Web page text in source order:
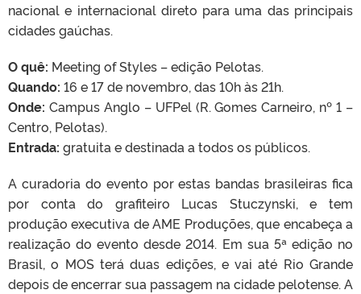
nacional e internacional direto para uma das principais
cidades gaúchas.
O quê: Meeting of Styles – edição Pelotas.
Quando: 16 e 17 de novembro, das 10h às 21h.
Onde: Campus Anglo – UFPel (R. Gomes Carneiro, nº 1 –
Centro, Pelotas).
Entrada: gratuita e destinada a todos os públicos.
A curadoria do evento por estas bandas brasileiras fica
por conta do grafiteiro Lucas Stuczynski, e tem
produção executiva de AME Produções, que encabeça a
realização do evento desde 2014. Em sua 5ª edição no
Brasil, o MOS terá duas edições, e vai até Rio Grande
depois de encerrar sua passagem na cidade pelotense. A